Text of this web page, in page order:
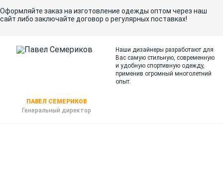
Оформляйте заказ на изготовление одежды оптом через наш
сайт либо заключайте договор о регулярных поставках!
ПАВЕЛ СЕМЕРИКОВ
Генеральный директор
Наши дизайнеры разработают для
Вас самую стильную, современную
и удобную спортивную одежду,
применив огромный многолетний
опыт.